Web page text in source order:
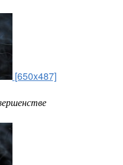
[650x487]